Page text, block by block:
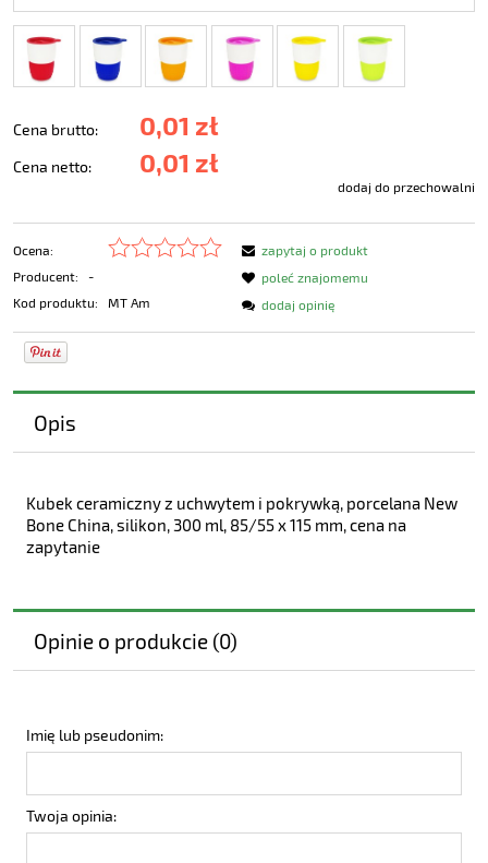
Cena brutto: 0,01 zł
Cena netto: 0,01 zł
dodaj do przechowalni
Ocena:
Producent:
-
Kod produktu:
MT Am
zapytaj o produkt
poleć znajomemu
dodaj opinię
Opis
Kubek ceramiczny z uchwytem i pokrywką, porcelana New
Bone China, silikon, 300 ml, 85/55 x 115 mm, cena na
zapytanie
Opinie o produkcie (0)
Imię lub pseudonim:
Twoja opinia: